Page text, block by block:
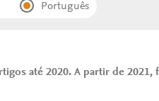
Português
até 2020. A partir de